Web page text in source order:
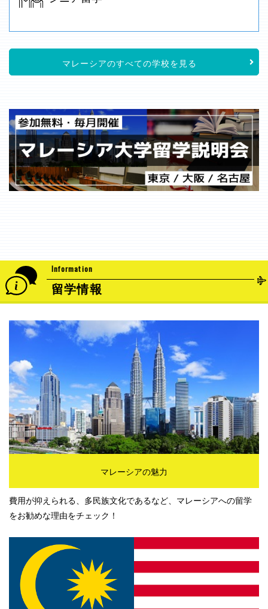
マレーシアのすべての学校を見る
Information
留学情報
マレーシアの魅力
費用が抑えられる、多民族文化であるなど、マレーシアへの留学
をお勧めな理由をチェック！